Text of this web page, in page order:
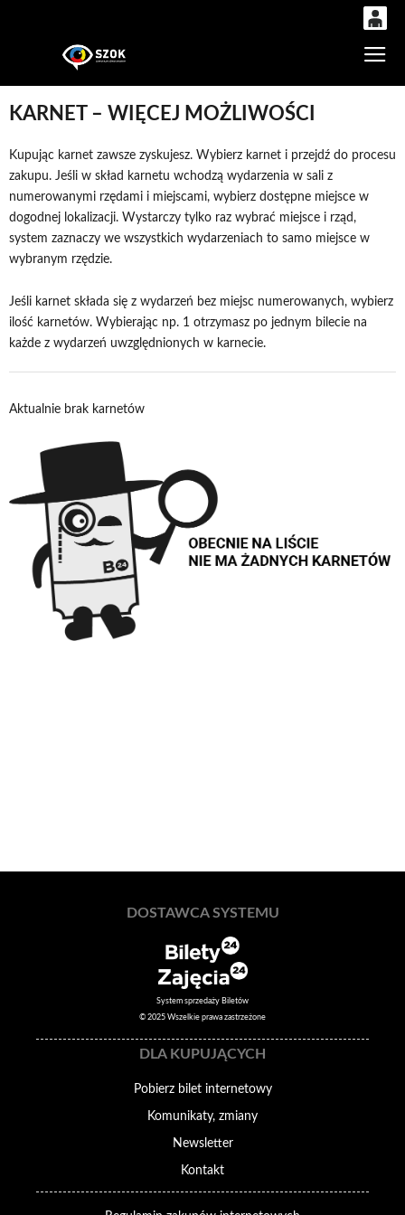
PLN
14 54
KARNET – WIĘCEJ MOŻLIWOŚCI
Kupując karnet zawsze zyskujesz. Wybierz karnet i przejdź do procesu
zakupu. Jeśli w skład karnetu wchodzą wydarzenia w sali z
numerowanymi rzędami i miejscami, wybierz dostępne miejsce w
dogodnej lokalizacji. Wystarczy tylko raz wybrać miejsce i rząd,
system zaznaczy we wszystkich wydarzeniach to samo miejsce w
wybranym rzędzie.
Jeśli karnet składa się z wydarzeń bez miejsc numerowanych, wybierz
ilość karnetów. Wybierając np. 1 otrzymasz po jednym bilecie na
każde z wydarzeń uwzględnionych w karnecie.
Aktualnie brak karnetów
DOSTAWCA SYSTEMU
System sprzedaży Biletów
© 2025 Wszelkie prawa zastrzeżone
DLA KUPUJĄCYCH
Pobierz bilet internetowy
Komunikaty, zmiany
Newsletter
Kontakt